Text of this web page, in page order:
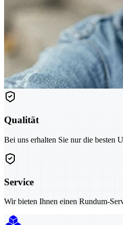
Qualität
Bei uns erhalten Sie nur die besten
Service
Wir bieten Ihnen einen Rundum-